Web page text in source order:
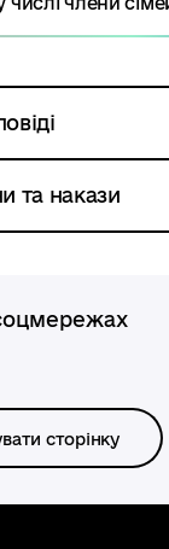
та накази
сторінку